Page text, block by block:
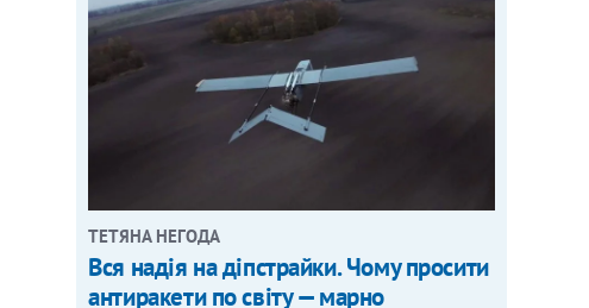
ТЕТЯНА НЕГОДА
Вся надія на діпстрайки. Чому просити
антиракети по світу — марно